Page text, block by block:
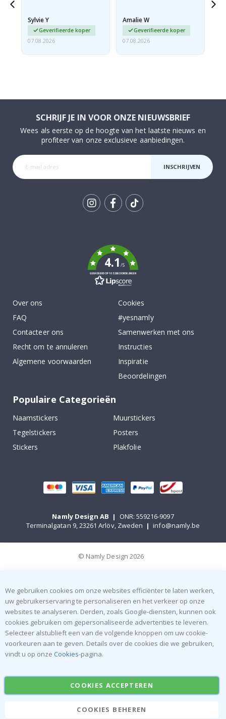
beetje…
Sylvie Y
Geverifieerde koper
07.08.2026
Amalie W
Geverifieerde koper
07.08.2026
SCHRIJF JE IN VOOR ONZE NIEUWSBRIEF
Wees als eerste op de hoogte van het laatste nieuws en
profiteer van onze exclusieve aanbiedingen.
INSCHRIJVEN
4.1/5
GEBASEERD OP 1032 BEOORDELINGEN
Over ons
FAQ
Contacteer ons
Recht om te annuleren
Algemene voorwaarden
Cookies
#yesnamly
Samenwerken met ons
Instructies
Inspiratie
Beoordelingen
Populaire Categorieën
Naamstickers
Muurstickers
Tegelstickers
Posters
Stickers
Plakfolie
Namly Design AB |
ONR: 559216-9097
Terminalgatan 9, 23261 Arlöv, Zweden | info@namly.be
© Namly Design 2026
We gebruiken cookies om onze websites efficiënter te laten werken,
uw gebruikerservaring te personaliseren en het verkeer op onze
websites te analyseren. Derden, zoals Google-diensten, kunnen ook
cookies gebruiken om gepersonaliseerde advertenties te leveren.
Selecteer alstublieft een van de volgende knoppen om uw cookie-
voorkeuren aan te geven. Details over de cookies die we gebruiken,
vindt u op onze Cookies-pagina.
COOKIES ACCEPTEREN
COOKIES BEHEREN